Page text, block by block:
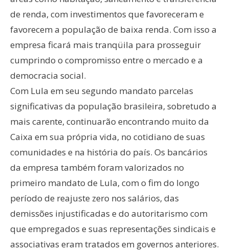
de renda, com investimentos que favoreceram e
favorecem a população de baixa renda. Com isso a
empresa ficará mais tranqüila para prosseguir
cumprindo o compromisso entre o mercado e a
democracia social.
Com Lula em seu segundo mandato parcelas
significativas da população brasileira, sobretudo a
mais carente, continuarão encontrando muito da
Caixa em sua própria vida, no cotidiano de suas
comunidades e na história do país. Os bancários
da empresa também foram valorizados no
primeiro mandato de Lula, com o fim do longo
período de reajuste zero nos salários, das
demissões injustificadas e do autoritarismo com
que empregados e suas representações sindicais e
associativas eram tratados em governos anteriores.